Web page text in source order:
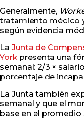
Generalmente,
tratamiento médico
según evidencia
La Junta de
York presenta una
semanal: 2/3 ×
porcentaje de
La Junta también
semanal y que el
base en el